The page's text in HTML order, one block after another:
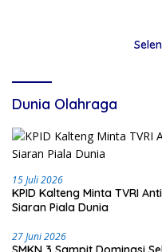
Dunia Olahraga
15 Juli 2026
KPID Kalteng Minta TVRI
Siaran Piala Dunia
27 Juni 2026